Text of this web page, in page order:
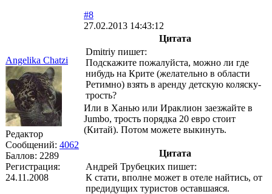
Angelika Chatzi
Редактор
Сообщений: 4062
Баллов: 2289
Регистрация:
24.11.2008
#8
27.02.2013 14:43:12
Цитата
Dmitriy пишет:
Подскажите пожалуйста, можно ли где
нибудь на Крите (желательно в области
Ретимно) взять в аренду детскую коляску-
трость?
Или в Ханью или Ираклион заезжайте в
Jumbo, трость порядка 20 евро стоит
(Китай). Потом можете выкинуть.
Цитата
Андрей Трубецких пишет:
К стати, вполне может в отеле найтись, от
предидущих туристов оставшаяся.